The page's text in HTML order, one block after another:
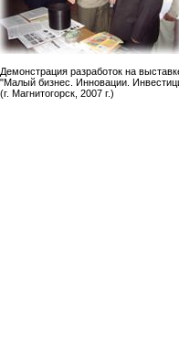
Демонстрация разработок на
"Малый бизнес. Инновации.
(г. Магнитогорск, 2007 г.)